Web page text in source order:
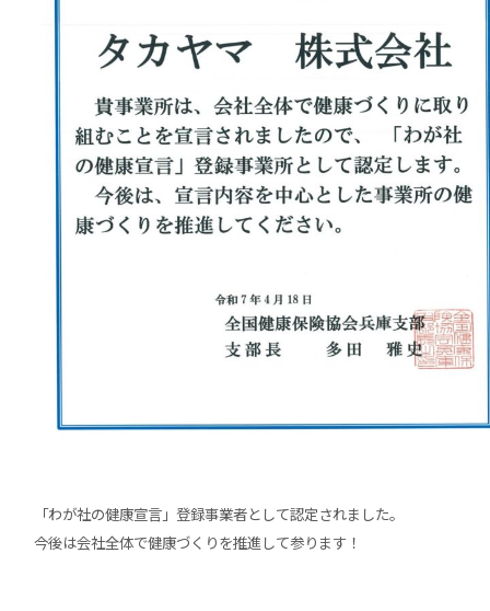
「わが社の健康宣言」登録事業者として認定されました。
今後は会社全体で健康づくりを推進して参ります！